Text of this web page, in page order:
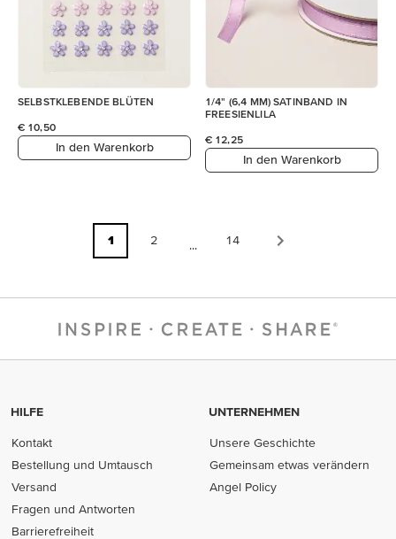
SELBSTKLEBENDE BLÜTEN
€ 10,50
In den Warenkorb
1/4" (6,4 MM) SATINBAND IN
FREESIENLILA
€ 12,25
In den Warenkorb
1 2 ... 14
HILFE
Kontakt
Bestellung und Umtausch
Versand
Fragen und Antworten
Barrierefreiheit
UNTERNEHMEN
Unsere Geschichte
Gemeinsam etwas verändern
Angel Policy